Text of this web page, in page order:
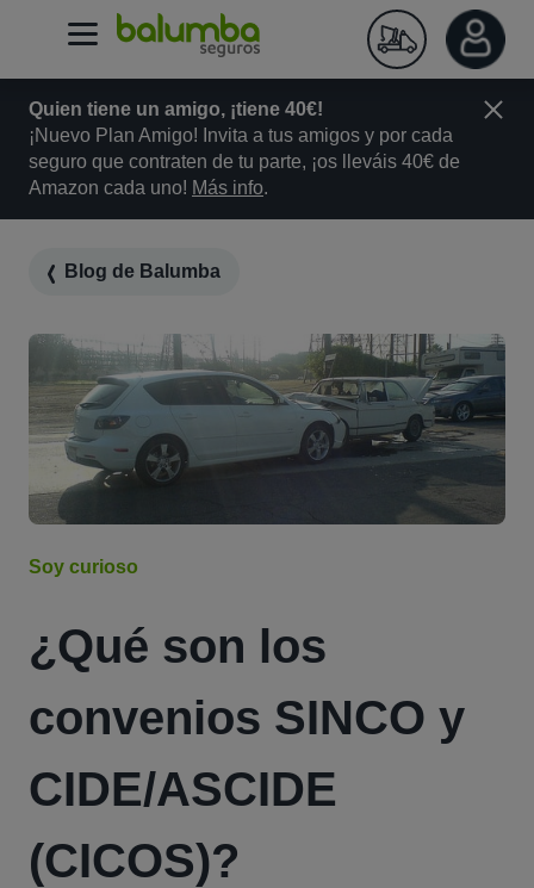
Quien tiene un amigo, ¡tiene 40€!
¡Nuevo Plan Amigo! Invita a tus amigos y por cada
seguro que contraten de tu parte, ¡os lleváis 40€ de
Amazon cada uno! Más info.
Blog de Balumba
Soy curioso
¿Qué son los
convenios SINCO y
CIDE/ASCIDE
(CICOS)?